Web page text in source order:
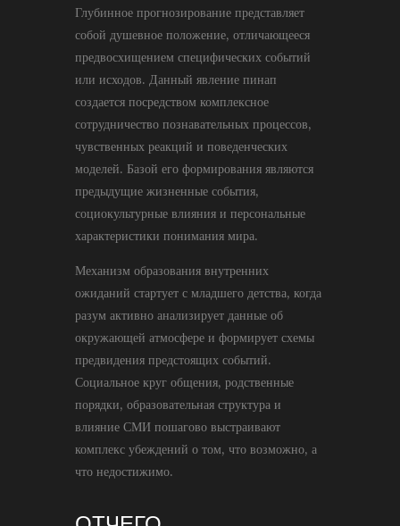
Глубинное прогнозирование представляет
собой душевное положение, отличающееся
предвосхищением специфических событий
или исходов. Данный явление пинап
создается посредством комплексное
сотрудничество познавательных процессов,
чувственных реакций и поведенческих
моделей. Базой его формирования являются
предыдущие жизненные события,
социокультурные влияния и персональные
характеристики понимания мира.
Механизм образования внутренних
ожиданий стартует с младшего детства, когда
разум активно анализирует данные об
окружающей атмосфере и формирует схемы
предвидения предстоящих событий.
Социальное круг общения, родственные
порядки, образовательная структура и
влияние СМИ пошагово выстраивают
комплекс убеждений о том, что возможно, а
что недостижимо.